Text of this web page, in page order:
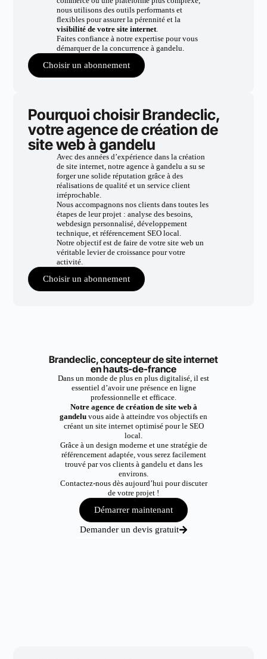
nous utilisons des outils performants et
flexibles pour assurer la pérennité et la
visibilité de votre site internet.
Faites confiance à notre expertise pour vous
démarquer de la concurrence à gandelu.
Choisir un abonnement
Pourquoi choisir Brandeclic,
votre agence de création de
site web à gandelu
Avec des années d’expérience dans la création
de site internet, notre agence à gandelu a su se
forger une solide réputation grâce à des
réalisations de qualité et un service client
irréprochable.
Nous accompagnons nos clients dans toutes les
étapes de leur projet : analyse des besoins,
webdesign personnalisé, développement
technique, et référencement SEO local.
Notre objectif est de faire de votre site web un
véritable levier de croissance pour votre
activité.
Choisir un abonnement
Brandeclic, concepteur de site internet
en hauts-de-france
Dans un monde de plus en plus digitalisé, il est
essentiel d’avoir une présence en ligne
professionnelle et efficace.
Notre agence de création de site web à
gandelu vous aide à atteindre vos objectifs en
créant un site internet optimisé pour le SEO
local.
Grâce à un design moderne et une stratégie de
référencement adaptée, vous serez facilement
trouvé par vos clients à gandelu et dans les
environs.
Contactez-nous dès aujourd’hui pour discuter
de votre projet !
Démarrer maintenant
Demander un devis gratuit